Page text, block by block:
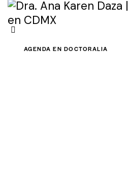
AGENDA EN DOCTORALIA